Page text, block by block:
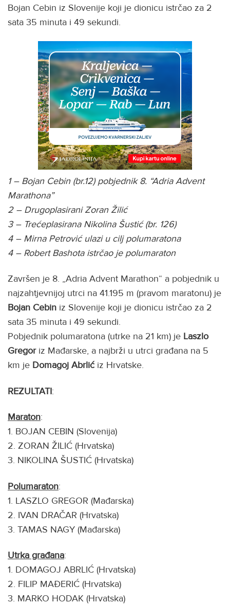
Bojan Cebin iz Slovenije koji je dionicu istrčao za 2
sata 35 minuta i 49 sekundi.
1 – Bojan Cebin (br.12) pobjednik 8. “Adria Advent
Marathona”
2 – Drugoplasirani Zoran Žilić
3 – Trećeplasirana Nikolina Šustić (br. 126)
4 – Mirna Petrović ulazi u cilj polumaratona
4 – Robert Bashota istrčao je polumaraton
Završen je 8. „Adria Advent Marathon“ a pobjednik u
najzahtjevnijoj utrci na 41.195 m (pravom maratonu) je
Bojan Cebin iz Slovenije koji je dionicu istrčao za 2
sata 35 minuta i 49 sekundi.
Pobjednik polumaratona (utrke na 21 km) je Laszlo
Gregoriz Mađarske, a najbrži u utrci građana na 5
km je Domagoj Abrlićiz Hrvatske.
REZULTATI:
Maraton:
1. BOJAN CEBIN (Slovenija)
2. ZORAN ŽILIĆ (Hrvatska)
3. NIKOLINA ŠUSTIĆ (Hrvatska)
Polumaraton:
1. LASZLO GREGOR (Mađarska)
2. IVAN DRAČAR (Hrvatska)
3. TAMAS NAGY (Mađarska)
Utrka građana:
1. DOMAGOJ ABRLIĆ (Hrvatska)
2. FILIP MAĐERIĆ (Hrvatska)
3. MARKO HODAK (Hrvatska)